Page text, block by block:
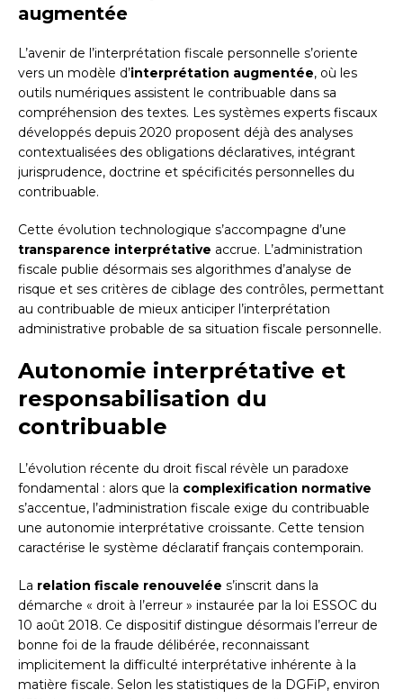
augmentée
L’avenir de l’interprétation fiscale personnelle s’oriente
vers un modèle d’interprétation augmentée, où les
outils numériques assistent le contribuable dans sa
compréhension des textes. Les systèmes experts fiscaux
développés depuis 2020 proposent déjà des analyses
contextualisées des obligations déclaratives, intégrant
jurisprudence, doctrine et spécificités personnelles du
contribuable.
Cette évolution technologique s’accompagne d’une
transparence interprétative accrue. L’administration
fiscale publie désormais ses algorithmes d’analyse de
risque et ses critères de ciblage des contrôles, permettant
au contribuable de mieux anticiper l’interprétation
administrative probable de sa situation fiscale personnelle.
Autonomie interprétative et
responsabilisation du
contribuable
L’évolution récente du droit fiscal révèle un paradoxe
fondamental : alors que la complexification normative
s’accentue, l’administration fiscale exige du contribuable
une autonomie interprétative croissante. Cette tension
caractérise le système déclaratif français contemporain.
La relation fiscale renouvelée s’inscrit dans la
démarche « droit à l’erreur » instaurée par la loi ESSOC du
10 août 2018. Ce dispositif distingue désormais l’erreur de
bonne foi de la fraude délibérée, reconnaissant
implicitement la difficulté interprétative inhérente à la
matière fiscale. Selon les statistiques de la DGFiP, environ